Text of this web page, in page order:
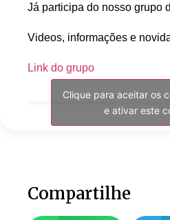
Já participa do nosso grupo
Videos, informações e
Link do grupo
Clique para aceitar os
e ativar este
Compartilhe